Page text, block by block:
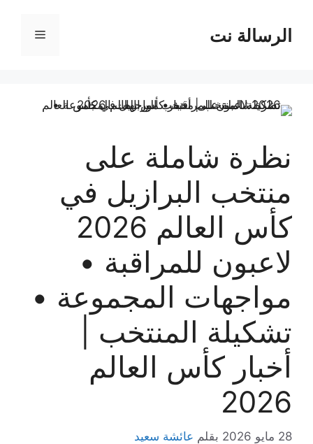
المحتوىالرسالة نت القائمة
نظرة شاملة على
منتخب البرازيل في
كأس العالم 2026
لاعبون للمراقبة •
مواجهات المجموعة •
تشكيلة المنتخب |
أخبار كأس العالم
2026
28 مايو 2026 بقلم عائشة سعيد